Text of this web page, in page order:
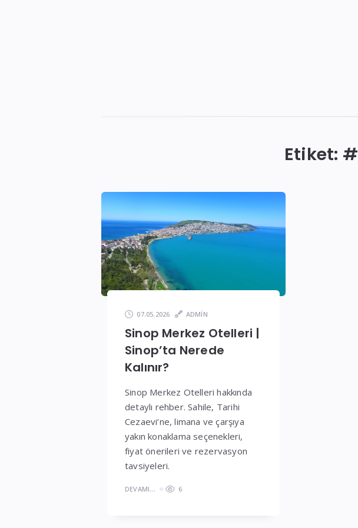
İyi
Konaklama
Seçenekleri
ve
Fiyatlar
Etiket: #
07.05.2026 ADMIN
Sinop Merkez Otelleri |
Sinop’ta Nerede
Kalınır?
Sinop Merkez Otelleri hakkında
detaylı rehber. Sahile, Tarihi
Cezaevi’ne, limana ve çarşıya
yakın konaklama seçenekleri,
fiyat önerileri ve rezervasyon
tavsiyeleri.
DEVAMI... 6